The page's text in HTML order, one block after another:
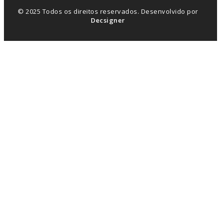
© 2025 Todos os direitos reservados. Desenvolvido por
Decsigner